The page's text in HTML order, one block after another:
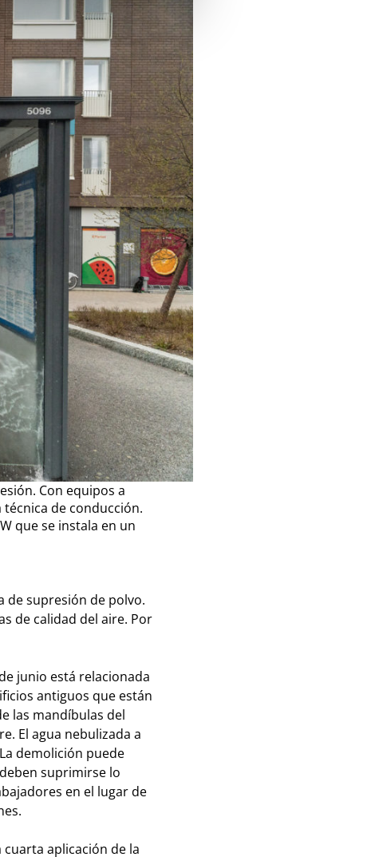
Con equipos a
de conducción.
que se instala en un
de supresión de polvo.
de calidad del aire. Por
junio está relacionada
antiguos que están
las mandíbulas del
El agua nebulizada a
demolición puede
suprimirse lo
en el lugar de
aplicación de la